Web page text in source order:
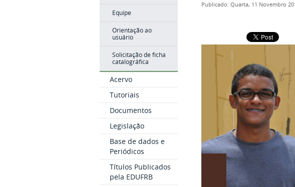
Equipe
Orientação ao
usuário
Solicitação de ficha
catalográfica
Acervo
Tutoriais
Documentos
Legislação
Base de dados e
Periódicos
Títulos Publicados
pela EDUFRB
Publicado: Quarta, 11 Novembro